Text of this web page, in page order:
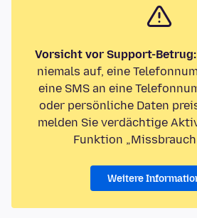
Vorsicht vor Support-Betrug:
niemals auf, eine
eine SMS an eine
oder persönliche Daten
melden Sie verdächtige
Funktion „Missbrauch
Weitere